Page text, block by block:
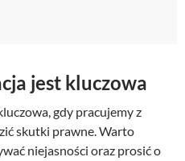
jest kluczowa
gdy pracujemy z
skutki prawne. Warto
niejasności oraz prosić o